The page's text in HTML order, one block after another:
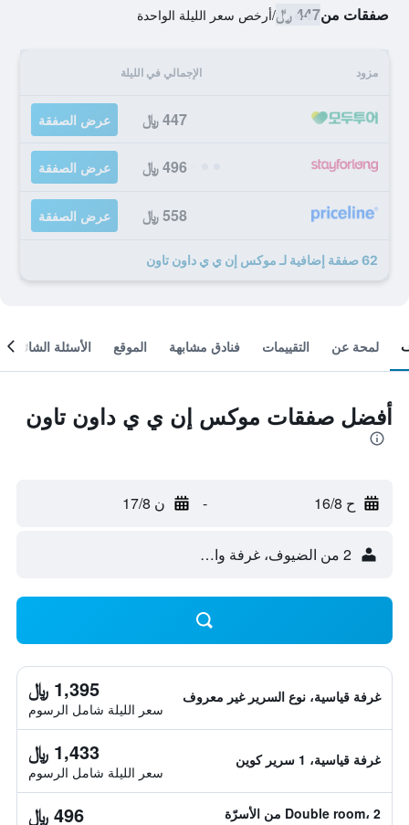
صفقات من447 ﷼ /أرخص سعر الليلة الواحدة
مزود الإجمالي في الليلة
447 ﷼ عرض الصفقة
496 ﷼ عرض الصفقة
558 ﷼ عرض الصفقة
62 صفقة إضافية لـ موكس إن ي ي داون تاون
لمحة عن التقييمات فنادق مشابهة الموقع الأسئلة الشائعة
أفضل صفقات موكس إن ي ي داون تاون
ح 16/8 - ن 17/8
2 من الضيوف، غرفة واحدة
غرفة قياسية، نوع السرير غير معروف 1,395 ﷼
سعر الليلة شامل الرسوم
غرفة قياسية، 1 سرير كوين 1,433 ﷼
سعر الليلة شامل الرسوم
Double room، 2 من الأسرّة
496 ﷼